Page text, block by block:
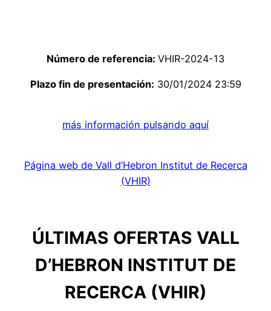
Número de referencia: VHIR-2024-13
Plazo fin de presentación: 30/01/2024 23:59
más información pulsando aquí
Página web de Vall d’Hebron Institut de Recerca
(VHIR)
ÚLTIMAS OFERTAS VALL
D’HEBRON INSTITUT DE
RECERCA (VHIR)